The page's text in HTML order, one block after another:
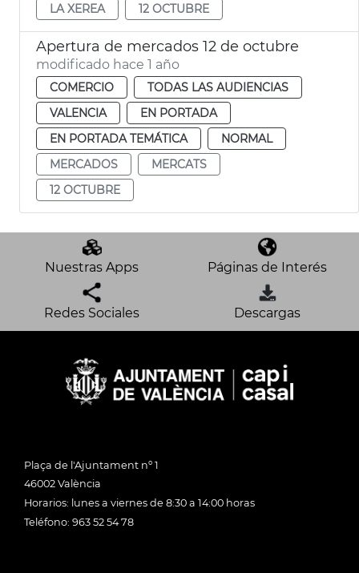
LA XEREA
12 OCTUBRE
Apertura de mercados 12 de octubre
modificado hace 1 año
COMERCIO
TODAS LAS AUDIENCIAS
VALENCIA
EN PORTADA
EN PORTADA TEMÁTICA
NORMAL
MERCADOS
MERCATS
12 OCTUBRE
Nuestras Apps Páginas de Interés
Redes Sociales Descargas
Plaça de l'Ajuntament nº 1
46002 València
Horarios: lunes a viernes de 8:30 a 14:00 horas
Teléfono: 963 52 54 78